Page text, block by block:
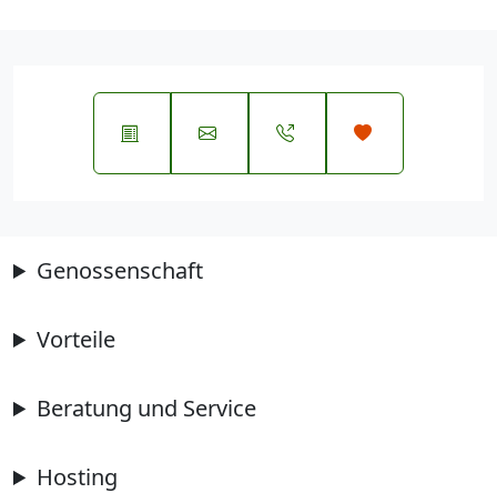
Genossenschaft
Vorteile
Beratung und Service
Hosting